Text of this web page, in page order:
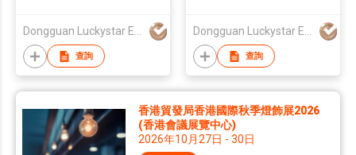
查詢 查詢
香港貿發局香港國際秋季燈飾展2026
(香港會議展覽中心)
2026年10月27日 - 30日